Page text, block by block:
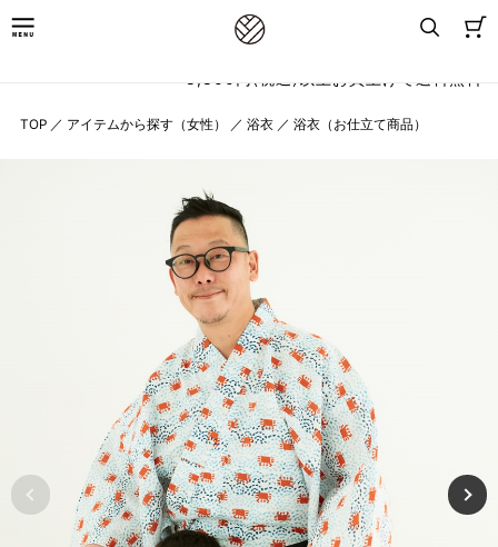
TOP ／ アイテムから探す（女性） ／ 浴衣 ／ 浴衣（お仕立て商品）